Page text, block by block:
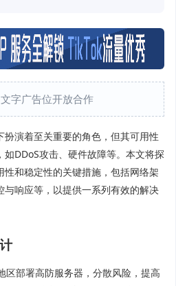
字广告位开放合作
演着至关重要的角色，但其可用性
DDoS攻击、硬件故障等。本文将探
性和稳定性的关键措施，包括网络架
响应等，以提供一系列有效的解决
区部署高防服务器，分散风险，提高